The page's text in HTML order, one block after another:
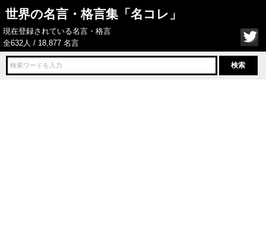
世界の名言・格言集「名コレ」
現在登録されている名言・格言
全632人 / 18,877 名言